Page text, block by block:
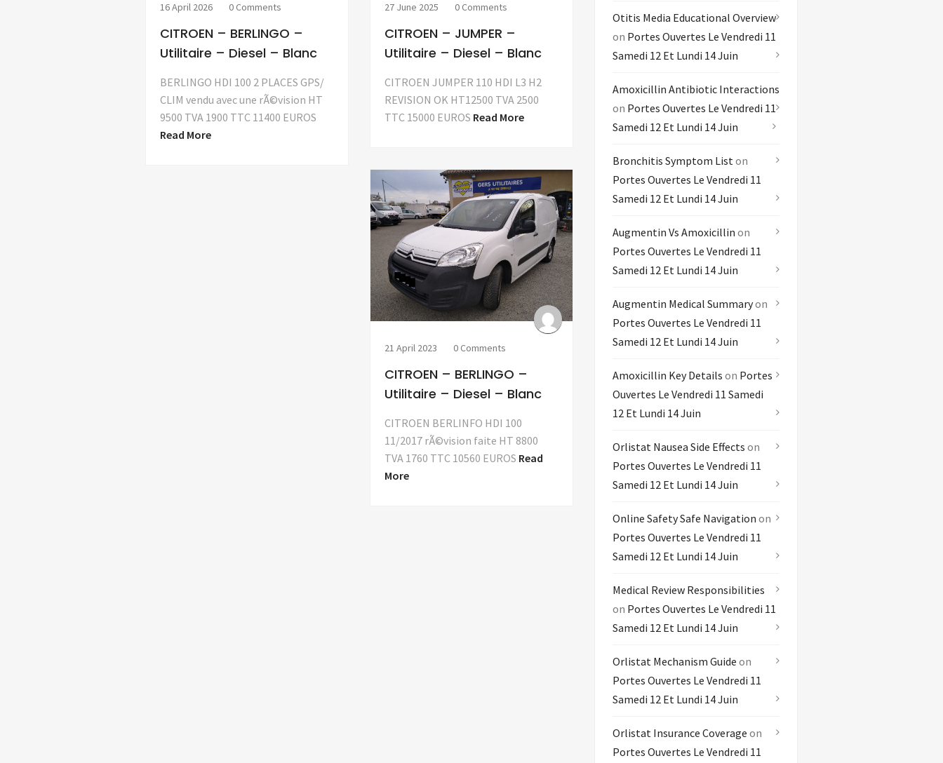
16 April 2026 0 Comments
CITROEN – BERLINGO –
Utilitaire – Diesel – Blanc
BERLINGO HDI 100 2 PLACES GPS/
CLIM vendu avec une rÃ©vision HT
9500 TVA 1900 TTC 11400 EUROS
Read More
27 June 2025 0 Comments
CITROEN – JUMPER –
Utilitaire – Diesel – Blanc
CITROEN JUMPER 110 HDI L3 H2
REVISION OK HT12500 TVA 2500
TTC 15000 EUROS Read More
21 April 2023 0 Comments
CITROEN – BERLINGO –
Utilitaire – Diesel – Blanc
CITROEN BERLINFO HDI 100
11/2017 rÃ©vision faite HT 8800
TVA 1760 TTC 10560 EUROS Read
More
Otitis Media Educational Overview
on Portes Ouvertes Le Vendredi 11
Samedi 12 Et Lundi 14 Juin
Amoxicillin Antibiotic Interactions
on Portes Ouvertes Le Vendredi 11
Samedi 12 Et Lundi 14 Juin
Bronchitis Symptom Liston
Portes Ouvertes Le Vendredi 11
Samedi 12 Et Lundi 14 Juin
Augmentin Vs Amoxicillin on
Portes Ouvertes Le Vendredi 11
Samedi 12 Et Lundi 14 Juin
Augmentin Medical Summaryon
Portes Ouvertes Le Vendredi 11
Samedi 12 Et Lundi 14 Juin
Amoxicillin Key Details on Portes
Ouvertes Le Vendredi 11 Samedi
12 Et Lundi 14 Juin
Orlistat Nausea Side Effects on
Portes Ouvertes Le Vendredi 11
Samedi 12 Et Lundi 14 Juin
Online Safety Safe Navigation on
Portes Ouvertes Le Vendredi 11
Samedi 12 Et Lundi 14 Juin
Medical Review Responsibilities
on Portes Ouvertes Le Vendredi 11
Samedi 12 Et Lundi 14 Juin
Orlistat Mechanism Guide on
Portes Ouvertes Le Vendredi 11
Samedi 12 Et Lundi 14 Juin
Orlistat Insurance Coverage on
Portes Ouvertes Le Vendredi 11